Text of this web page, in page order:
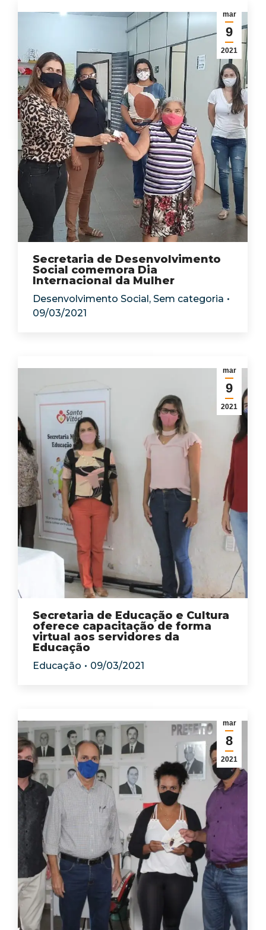
mar
9
2021
Secretaria de Desenvolvimento
Social comemora Dia
Internacional da Mulher
Desenvolvimento Social, Sem categoria
09/03/2021
mar
9
2021
Secretaria de Educação e Cultura
oferece capacitação de forma
virtual aos servidores da
Educação
Educação 09/03/2021
mar
8
2021